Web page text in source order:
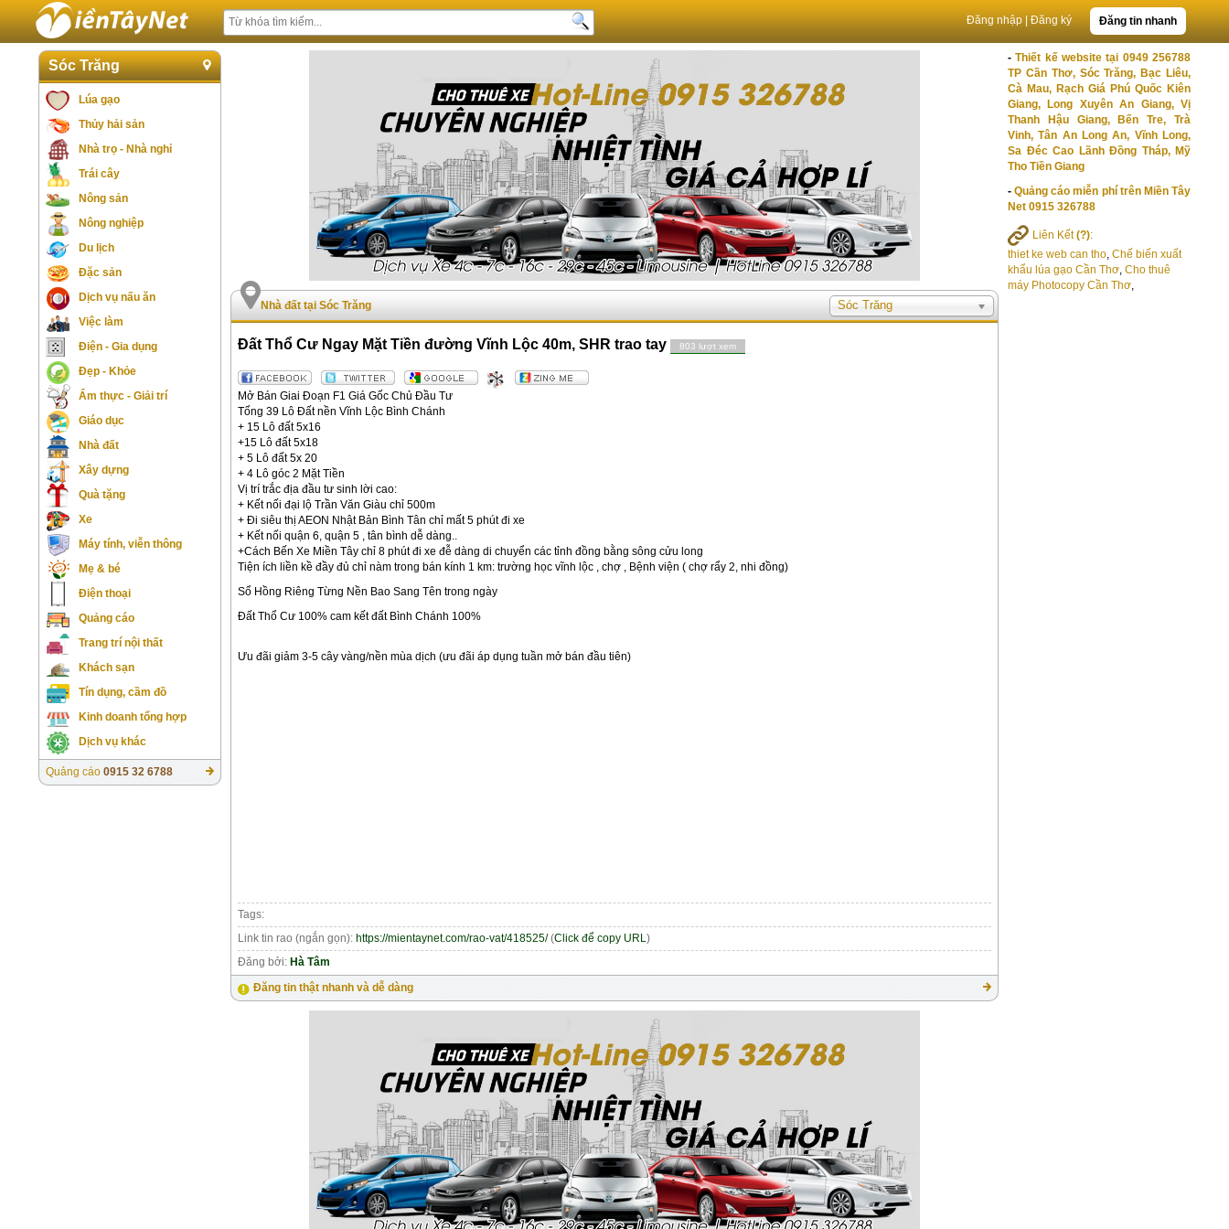
Đăng tin nhanh
Đăng nhập Đăng ký
Sóc Trăng
Lúa gạo
Thủy hải sản
Nhà trọ - Nhà nghỉ
Trái cây
Nông sản
Nông nghiệp
Du lịch
Đặc sản
Dịch vụ nấu ăn
Việc làm
Điện - Gia dụng
Đẹp - Khỏe
Ẩm thực - Giải trí
Giáo dục
Nhà đất
Xây dựng
Quà tặng
Xe
Máy tính, viễn thông
Mẹ & bé
Điện thoại
Quảng cáo
Trang trí nội thất
Khách sạn
Tín dụng, cầm đồ
Kinh doanh tổng hợp
Dịch vụ khác
Quảng cáo 0915 32 6788
-Thiết kế website tại 0949 256788
TP Cần Thơ, Sóc Trăng, Bạc Liêu,
Cà Mau, Rạch Giá Phú Quốc Kiên
Giang, Long Xuyên An Giang, Vị
Thanh Hậu Giang, Bến Tre, Trà
Vinh, Tân An Long An, Vĩnh Long,
Sa Đéc Cao Lãnh Đồng Tháp, Mỹ
Tho Tiền Giang
-Quảng cáo miễn phí trên Miền Tây
Net 0915 326788
Liên Kết(?):
thiet ke web can tho, Chế biến xuất
khẩu lúa gạo Cần Thơ, Cho thuê
máy Photocopy Cần Thơ,
Nhà đất tại Sóc Trăng
Sóc Trăng
Đất Thổ Cư Ngay Mặt Tiền đường Vĩnh Lộc 40m, SHR trao tay 803 lượt xem
Mở Bán Giai Đoạn F1 Giá Gốc Chủ Đầu Tư
Tổng 39 Lô Đất nền Vĩnh Lộc Bình Chánh
+ 15 Lô đất 5x16
+15 Lô đất 5x18
+ 5 Lô đất 5x 20
+ 4 Lô góc 2 Mặt Tiền
Vị trí trắc địa đầu tư sinh lời cao:
+ Kết nối đại lộ Trần Văn Giàu chỉ 500m
+ Đi siêu thị AEON Nhật Bản Bình Tân chỉ mất 5 phút đi xe
+ Kết nối quận 6, quận 5 , tân bình dễ dàng..
+Cách Bến Xe Miền Tây chỉ 8 phút đi xe đễ dàng di chuyển các tỉnh đồng bằng sông cửu long
Tiện ích liền kề đầy đủ chỉ nàm trong bán kính 1 km: trường học vĩnh lộc , chợ , Bệnh viện ( chợ rẩy 2, nhi đồng)
Sổ Hồng Riêng Từng Nền Bao Sang Tên trong ngày
Đất Thổ Cư 100% cam kết đất Bình Chánh 100%
Ưu đãi giảm 3-5 cây vàng/nền mùa dịch (ưu đãi áp dụng tuần mở bán đầu tiên)
Tags:
Link tin rao (ngắn gọn): https://mientaynet.com/rao-vat/418525/(Click để copy URL)
Đăng bởi: Hà Tâm
Đăng tin thật nhanh và dễ dàng